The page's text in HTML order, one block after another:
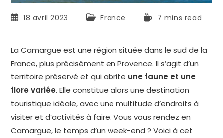
18 avril 2023 France 7 mins read
La Camargue est une région située dans le sud de la
France, plus précisément en Provence. Il s’agit d’un
territoire préservé et qui abrite une faune et une
flore variée. Elle constitue alors une destination
touristique idéale, avec une multitude d’endroits à
visiter et d’activités à faire. Vous vous rendez en
Camargue, le temps d’un week-end ? Voici à cet